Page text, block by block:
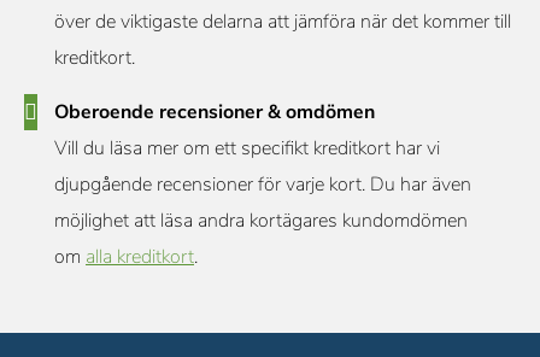
över de viktigaste delarna att jämföra när det kommer till
kreditkort.
Oberoende recensioner & omdömen
Vill du läsa mer om ett specifikt kreditkort har vi
djupgående recensioner för varje kort. Du har även
möjlighet att läsa andra kortägares kundomdömen
om alla kreditkort.